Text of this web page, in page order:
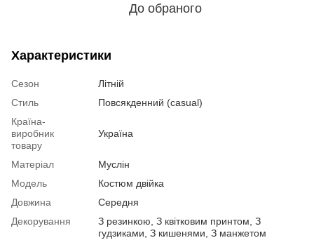
До обраного
Характеристики
Сезон
Літній
Стиль
Повсякденний (casual)
Країна-
виробник
товару
Україна
Матеріал
Муслін
Модель
Костюм двійка
Довжина
Середня
Декорування
З резинкою, З квітковим принтом, З
гудзиками, З кишенями, З манжетом